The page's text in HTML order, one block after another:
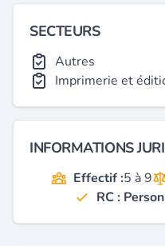
SECTEURS
Autres
Imprimerie et
INFORMATIONS
Effectif :5 à 9
RC :